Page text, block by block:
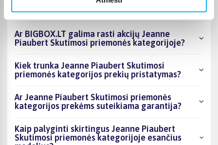
priemonės kategorijos asortimente ir kokia
žemiausia kaina?
Ar BIGBOX.LT galima rasti akcijų Jeanne
Piaubert Skutimosi priemonės kategorijoje?
Kiek trunka Jeanne Piaubert Skutimosi
priemonės kategorijos prekių pristatymas?
Ar Jeanne Piaubert Skutimosi priemonės
kategorijos prekėms suteikiama garantija?
Kaip palyginti skirtingus Jeanne Piaubert
Skutimosi priemonės kategorijoje esančius